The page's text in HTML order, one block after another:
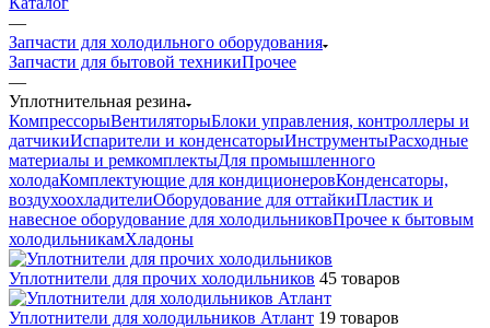
—
Запчасти для холодильного оборудования
Запчасти для бытовой техникиПрочее
—
Уплотнительная резина
КомпрессорыВентиляторыБлоки управления, контроллеры и
датчикиИспарители и конденсаторыИнструментыРасходные
материалы и ремкомплектыДля промышленного
холодаКомплектующие для кондиционеровКонденсаторы,
воздухоохладителиОборудование для оттайкиПластик и
навесное оборудование для холодильниковПрочее к бытовым
холодильникамХладоны
Уплотнители для прочих холодильников 45 товаров
Уплотнители для холодильников Атлант 19 товаров